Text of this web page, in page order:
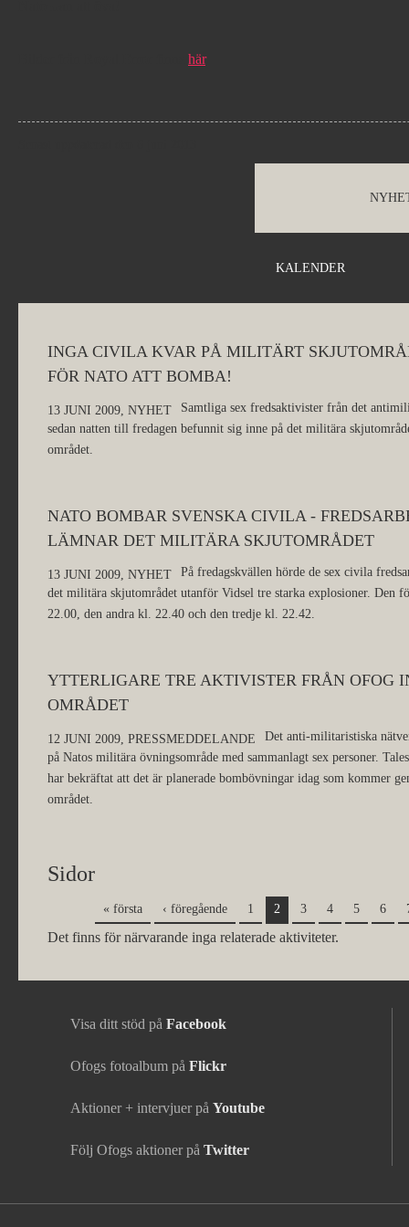
här.
KALENDER
INGA CIVILA KVAR PÅ MILITÄRT
FÖR NATO ATT BOMBA!
13 JUNI 2009, NYHET
Samtliga sex fredsaktivister från det
sedan natten till fredagen befunnit sig inne på det militära
området.
NATO BOMBAR SVENSKA CIVILA -
LÄMNAR DET MILITÄRA SKJUTOMRÅDET
13 JUNI 2009, NYHET
På fredagskvällen hörde de sex civila
det militära skjutområdet utanför Vidsel tre starka explosioner. Den
22.00, den andra kl. 22.40 och den tredje kl. 22.42.
YTTERLIGARE TRE AKTIVISTER FRÅN OFOG
OMRÅDET
12 JUNI 2009, PRESSMEDDELANDE
Det anti-militaristiska
på Natos militära övningsområde med sammanlagt sex personer.
har bekräftat att det är planerade bombövningar idag som kommer
området.
Sidor
« första ‹ föregående 1 2 3 4 5 6
Det finns för närvarande inga relaterade aktiviteter.
Visa ditt stöd på Facebook
Ofogs fotoalbum på Flickr
Aktioner + intervjuer på Youtube
Följ Ofogs aktioner på Twitter